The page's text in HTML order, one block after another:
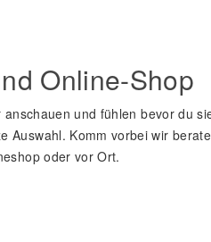
Online-Shop
und fühlen bevor du
Auswahl. Komm vorbei wir
oder vor Ort.